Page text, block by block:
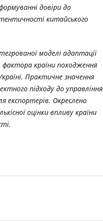
довіри до
китайського
моделі адаптації
фактора країни походження
Практичне значення
підходу до управління
експортерів. Окреслено
оцінки впливу країни